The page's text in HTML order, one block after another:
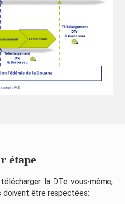
étape
la DTe vous-même,
doivent être respectées: